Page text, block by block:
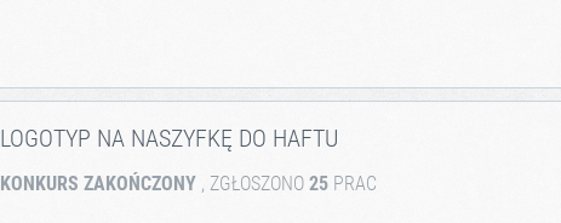
LOGOTYP NA NASZYFKĘ DO HAFTU
KONKURS ZAKOŃCZONY , ZGŁOSZONO 25 PRAC